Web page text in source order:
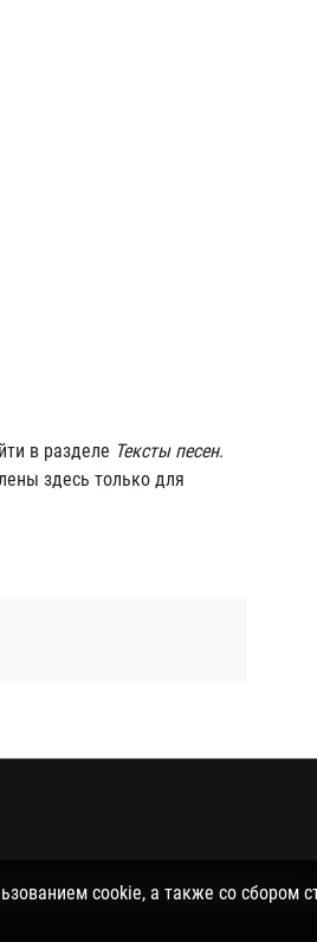
в разделе Тексты песен.
здесь только для
соглашением и поддержкой куки,
cookie, а также со сбором